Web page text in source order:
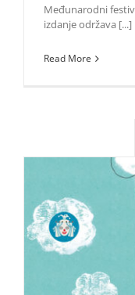
Međunarodni
izdanje održava [...]
Read More
Glumica Branka
dobitnici